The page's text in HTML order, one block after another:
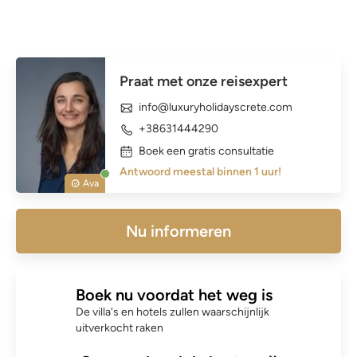
Ava
Praat met onze reisexpert
info@luxuryholidayscrete.com
+38631444290
Boek een gratis consultatie
Antwoord meestal binnen 1 uur!
Nu informeren
Boek nu voordat het weg is
De villa's en hotels zullen waarschijnlijk
uitverkocht raken